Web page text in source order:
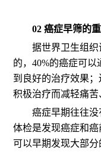
02 癌症早筛的
据世界卫生组
的，40%的癌症可
到良好的治疗效果；
积极治疗而减轻痛苦
癌症早期往往
体检是发现癌症和
可以早期发现大部分